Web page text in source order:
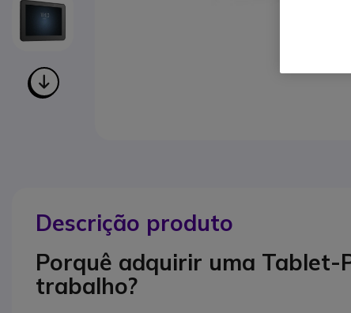
Descrição produto
Porquê adquirir uma Tablet-
trabalho?